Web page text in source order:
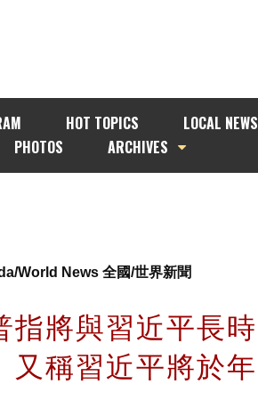
HOT TOPICS
LOCAL NEWS
PHOTOS ARCHIVES
World News 全國/世界新聞
指將與習近平長
稱習近平將於